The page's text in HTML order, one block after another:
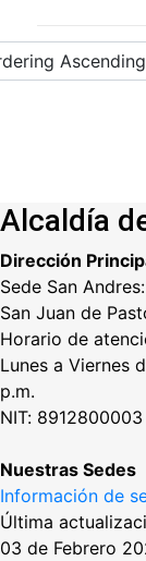
Alcaldía
Dirección
Sede San
San Juan de
Horario de
Lunes a Viernes
p.m.
NIT:
Nuestras Sedes
Información de
Última
03 de Febrero